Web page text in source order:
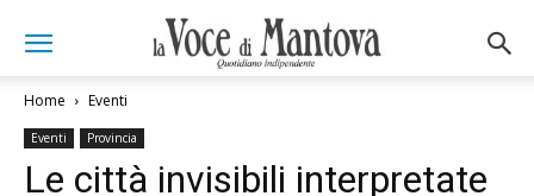
Home Eventi
Eventi Provincia
Le città invisibili interpretate